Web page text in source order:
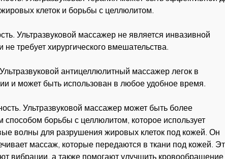
клеток и борьбы с целлюлитом.
Ультразвуковой массажер не является инвазивной
не требует хирургического вмешательства.
антицеллюлитный массажер легок в
и может быть использован в любое удобное время.
Ультразвуковой массажер может быть более
способом борьбы с целлюлитом, которое использует
волны для разрушения жировых клеток под кожей. Он
массаж, которые передаются в ткани под кожей.
вибрации, а также помогают улучшить кровообращение